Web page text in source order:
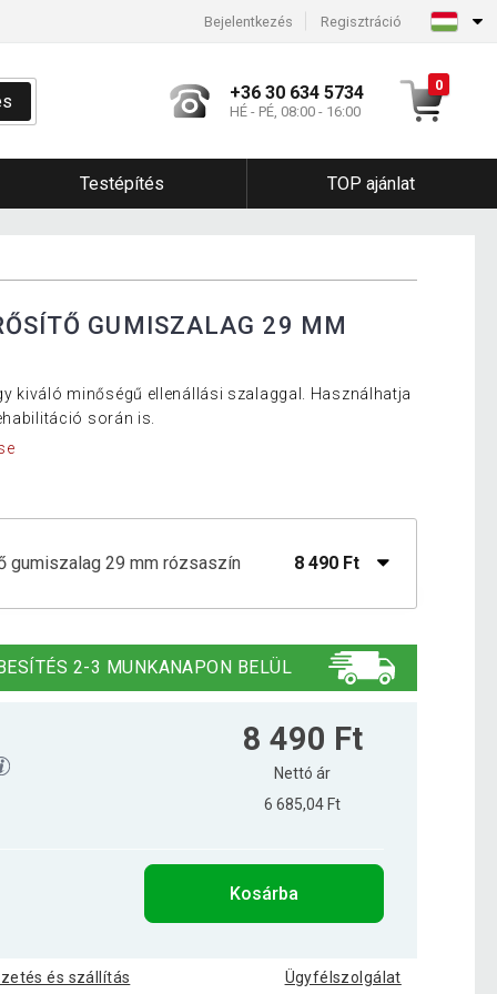
Bejelentkezés Regisztráció
+36 30 634 5734
HÉ - PÉ, 08:00 - 16:00
0
Testépítés TOP ajánlat
GUMISZALAG 29 MM
kiváló minőségű ellenállási szalaggal. Használhatja
során is.
gumiszalag 29 mm rózsaszín 8 490 Ft
gumiszalag 101 mm szürke 17 290 Ft
gumiszalag 19 mm kék
2-3 MUNKANAPON BELÜL
8 490 Ft
Nettó ár
6 685,04 Ft
Kosárba
és szállítás Ügyfélszolgálat